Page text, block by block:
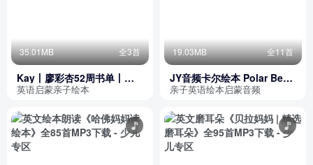
35.01MB 全3首
Kay丨廖彩杏52周书单丨第
三周
英语启蒙亲子绘本
19.03MB 全11首
JY音频卡尔绘本 Polar Bear
What Do You Hear公众号：
家庭亲子教育资源集锦）
亲子英语绘本启蒙音频